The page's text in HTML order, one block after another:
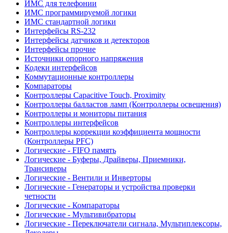
ИМС для телефонии
ИМС программируемой логики
ИМС стандартной логики
Интерфейсы RS-232
Интерфейсы датчиков и детекторов
Интерфейсы прочие
Источники опорного напряжения
Кодеки интерфейсов
Коммутационные контроллеры
Компараторы
Контроллеры Capacitive Touch, Proximity
Контроллеры балластов ламп (Контроллеры освещения)
Контроллеры и мониторы питания
Контроллеры интерфейсов
Контроллеры коррекции коэффициента мощности
(Контроллеры PFC)
Логические - FIFO память
Логические - Буферы, Драйверы, Приемники,
Трансиверы
Логические - Вентили и Инверторы
Логические - Генераторы и устройства проверки
четности
Логические - Компараторы
Логические - Мультивибраторы
Логические - Переключатели сигнала, Мультиплексоры,